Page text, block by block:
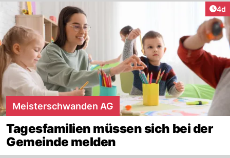
4d
Meisterschwanden AG
Tagesfamilien müssen sich bei der
Gemeinde melden